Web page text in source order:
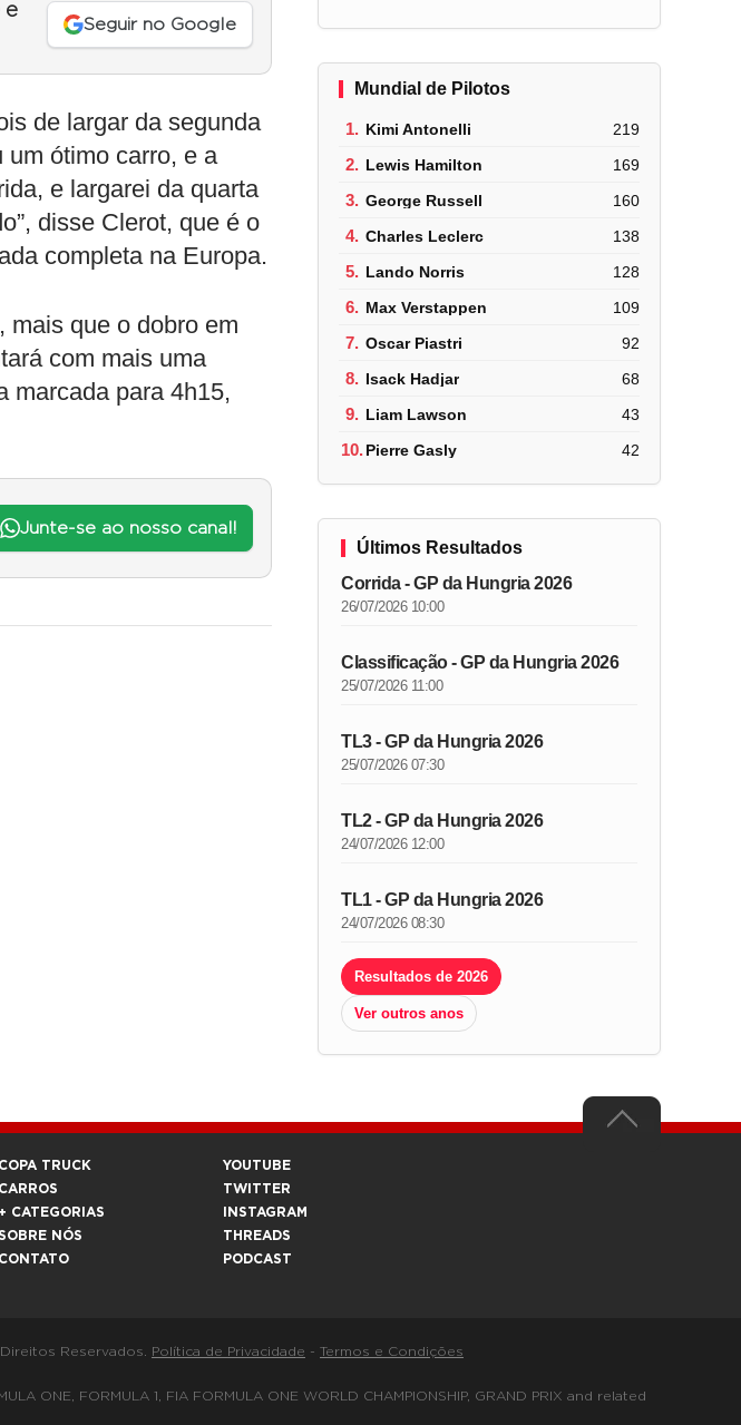
e
Seguir no Google
de largar da segunda
um ótimo carro, e a
e largarei da quarta
disse Clerot, que é o
completa na Europa.
mais que o dobro em
com mais uma
marcada para 4h15,
Junte-se ao nosso canal!
Mundial de Pilotos
1. Kimi Antonelli 219
2. Lewis Hamilton 169
3. George Russell 160
4. Charles Leclerc 138
5. Lando Norris 128
6. Max Verstappen 109
7. Oscar Piastri 92
8. Isack Hadjar 68
9. Liam Lawson 43
10.Pierre Gasly 42
Últimos Resultados
Corrida - GP da Hungria 2026
26/07/2026 10:00
Classificação - GP da Hungria 2026
25/07/2026 11:00
TL3 - GP da Hungria 2026
25/07/2026 07:30
TL2 - GP da Hungria 2026
24/07/2026 12:00
TL1 - GP da Hungria 2026
24/07/2026 08:30
Resultados de 2026
Ver outros anos
COPA TRUCK
CARROS
+ CATEGORIAS
SOBRE NÓS
CONTATO
YOUTUBE
TWITTER
INSTAGRAM
THREADS
PODCAST
Reservados. Política de Privacidade - Termos e Condições
FORMULA 1, FIA FORMULA ONE WORLD CHAMPIONSHIP, GRAND PRIX and related